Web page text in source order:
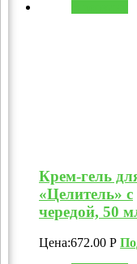
Крем-гель
«Целитель» с
чередой, 50
Цена:672.00 Р